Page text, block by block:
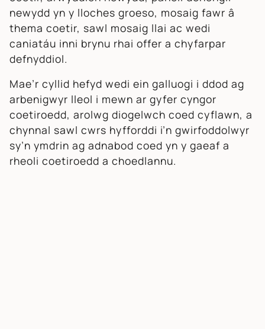
newydd yn y lloches groeso, mosaig fawr â
thema coetir, sawl mosaig llai ac wedi
caniatáu inni brynu rhai offer a chyfarpar
defnyddiol.
Mae’r cyllid hefyd wedi ein galluogi i ddod ag
arbenigwyr lleol i mewn ar gyfer cyngor
coetiroedd, arolwg diogelwch coed cyflawn, a
chynnal sawl cwrs hyfforddi i’n gwirfoddolwyr
sy’n ymdrin ag adnabod coed yn y gaeaf a
rheoli coetiroedd a choedlannu.